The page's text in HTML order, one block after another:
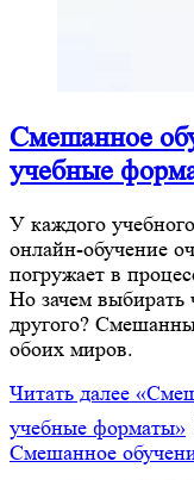
Смешанное
учебные
У каждого
онлайн-обучение
погружает в
Но зачем выбирать
другого?
обоих миров.
Читать далее
учебные форматы»
Смешанное